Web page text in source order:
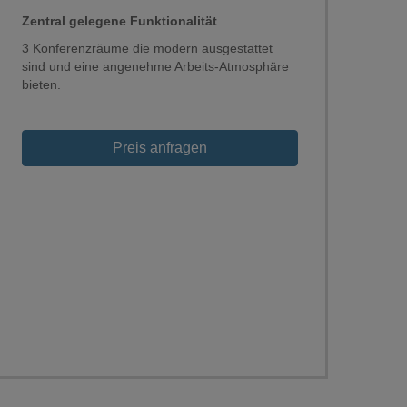
Zentral gelegene Funktionalität
3 Konferenzräume die modern ausgestattet
sind und eine angenehme Arbeits-Atmosphäre
bieten.
Preis anfragen